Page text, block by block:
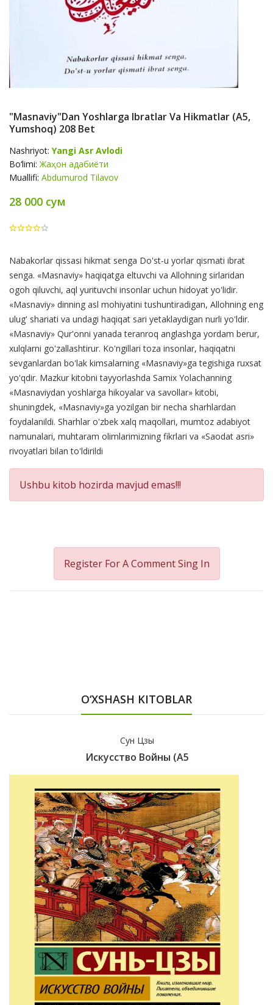
"Masnaviy"dan Yoshlarga Ibratlar Va Hikmatlar (А5,
Yumshoq) 208 Bet
Nashriyot: Yangi Asr Avlodi
Bo‘limi:Жаҳон адабиёти
Muallifi: Abdumurod Tilavov
28 000 сум
Product
Summery
Nabakorlar qissasi hikmat senga Do'st-u yorlar qismati ibrat
senga. «Masnaviy» haqiqatga eltuvchi va Allohning sirlaridan
ogoh qiluvchi, aql yurituvchi insonlar uchun hidoyat yo'lidir.
«Masnaviy» dinning asl mohiyatini tushuntiradigan, Allohning eng
ulug' shariati va undagi haqiqat sari yetaklaydigan nurli yo'ldir.
«Masnaviy» Qur'onni yanada teranroq anglashga yordam berur,
xulqlarni go'zallashtirur. Ko'ngillari toza insonlar, haqiqatni
sevganlardan bo'lak kimsalarning «Masnaviy»ga tegishiga ruxsat
yo'qdir. Mazkur kitobni tayyorlashda Samix Yolachanning
«Masnaviydan yoshlarga hikoyalar va savollar» kitobi,
shuningdek, «Masnaviy»ga yozilgan bir necha sharhlardan
foydalanildi. Sharhlar o'zbek xalq maqollari, mumtoz adabiyot
namunalari, muhtaram olimlarimizning fikrlari va «Saodat asri»
rivoyatlari bilan to'ldirildi
Ushbu kitob hozirda mavjud emas!!!
Register For A CommentSing In
O‘XSHASH KITOBLAR
Сун Цзы
Искусство Войны (А5